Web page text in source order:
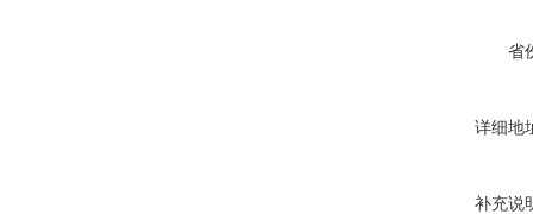
省
详细地
补充说